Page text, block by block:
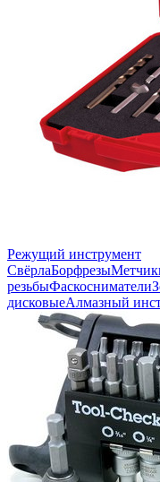
Режущий инструмент
СвёрлаБорфрезы
резьбыФаскосниматели
дисковыеАлмазный